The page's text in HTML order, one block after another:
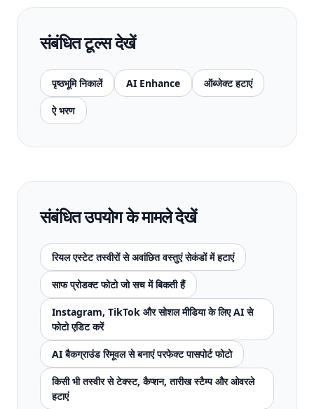
संबंधित टूल्स देखें
पृष्ठभूमि निकालें AI Enhance ऑब्जेक्ट हटाएं
ऐ भरण
संबंधित उपयोग के मामले देखें
रियल एस्टेट तस्वीरों से अवांछित वस्तुएं सेकंडों में हटाएं
साफ प्रोडक्ट फोटो जो सच में बिकती हैं
Instagram, TikTok और सोशल मीडिया के लिए AI से
फोटो एडिट करें
AI बैकग्राउंड रिमूवल से बनाएं परफेक्ट पासपोर्ट फोटो
किसी भी तस्वीर से टेक्स्ट, कैप्शन, तारीख स्टैम्प और ओवरले
हटाएं